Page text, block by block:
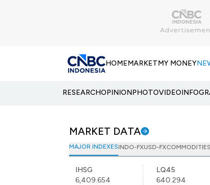
HOMEMARKETMY MONEY
RESEARCHOPINIONPHOTOVIDEO
MARKET DATA
MAJOR INDEXESINDO-FXUSD-FXCOMMODITIES
IHSG
6,409.654
LQ45
640.294